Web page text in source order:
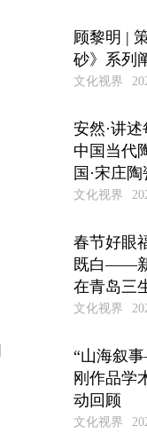
顾黎明 |
砂》系列
文化视界
安然·讲
中国当代
国·宋庄
文化视界
春节好眼
既白——
在青岛三
文化视界
“山海叙
刚作品学
动回顾
文化视界